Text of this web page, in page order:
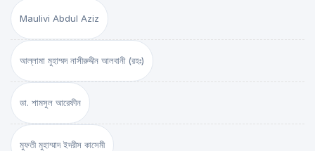
Maulivi Abdul Aziz
আল্লামা মুহাম্মদ নাসীরুদ্দীন আলবানী (রহঃ)
ডা. শামসুল আরেফীন
মুফতী মুহাম্মাদ ইদরীস কাসেমী